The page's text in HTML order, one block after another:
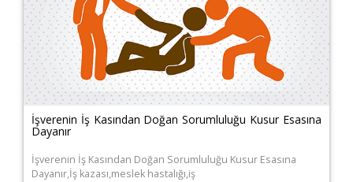
İşverenin İş Kasından Doğan Sorumluluğu Kusur Esasına
Dayanır
İşverenin İş Kasından Doğan Sorumluluğu Kusur Esasına
Dayanır,İş kazası,meslek hastalığı,iş